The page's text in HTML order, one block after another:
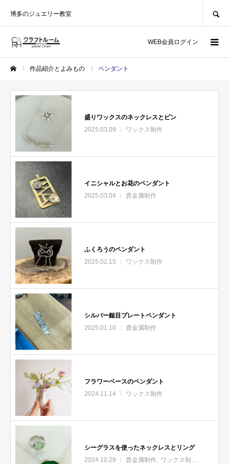
博多のジュエリー教室
WEB会員ログイン
作品紹介とよみもの ペンダント
盛りワックスのネックレスとピン
2025.03.09
ワックス制作
イニシャルとお花のペンダント
2025.03.04
貴金属制作
ふくろうのペンダント
2025.02.15
ワックス制作
シルバー鎚目プレートペンダント
2025.01.10
貴金属制作
フラワーベースのペンダント
2024.11.14
ワックス制作
シーグラスを使ったネックレスとリング
2024.10.29
貴金属制作 ワックス制作